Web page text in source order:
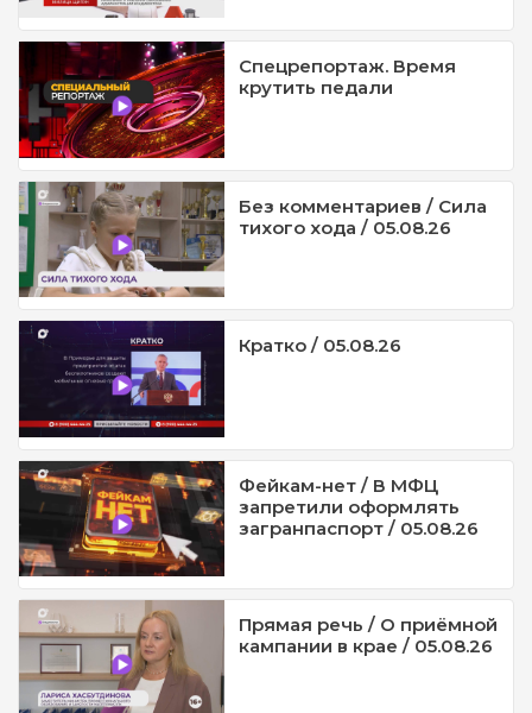
Спецрепортаж. Время
крутить педали
Без комментариев / Сила
тихого хода / 05.08.26
Кратко / 05.08.26
Фейкам-нет / В МФЦ
запретили оформлять
загранпаспорт / 05.08.26
Прямая речь / О приёмной
кампании в крае / 05.08.26